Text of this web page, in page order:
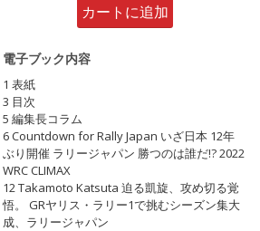
カートに追加
電子ブック内容
1 表紙
3 目次
5 編集長コラム
6 Countdown for Rally Japan いざ日本 12年
ぶり開催 ラリージャパン 勝つのは誰だ!? 2022
WRC CLIMAX
12 Takamoto Katsuta 迫る凱旋、攻め切る覚
悟。 GRヤリス・ラリー1で挑むシーズン集大
成、ラリージャパン